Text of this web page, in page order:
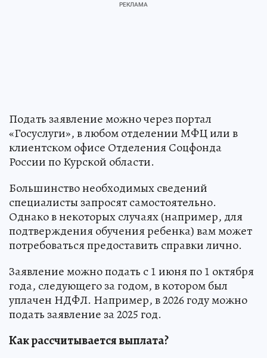
Подать заявление можно через портал
«Госуслуги», в любом отделении МФЦ или в
клиентском офисе Отделения Соцфонда
России по Курской области.
Большинство необходимых сведений
специалисты запросят самостоятельно.
Однако в некоторых случаях (например, для
подтверждения обучения ребенка) вам может
потребоваться предоставить справки лично.
Заявление можно подать с 1 июня по 1 октября
года, следующего за годом, в котором был
уплачен НДФЛ. Например, в 2026 году можно
подать заявление за 2025 год.
Как рассчитывается выплата?